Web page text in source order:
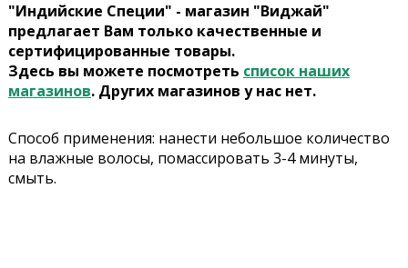
"Индийские Специи" - магазин "Виджай"
предлагает Вам только качественные и
сертифицированные товары.
Здесь вы можете посмотреть список наших
магазинов. Других магазинов у нас нет.
Способ применения: нанести небольшое количество
на влажные волосы, помассировать 3-4 минуты,
смыть.